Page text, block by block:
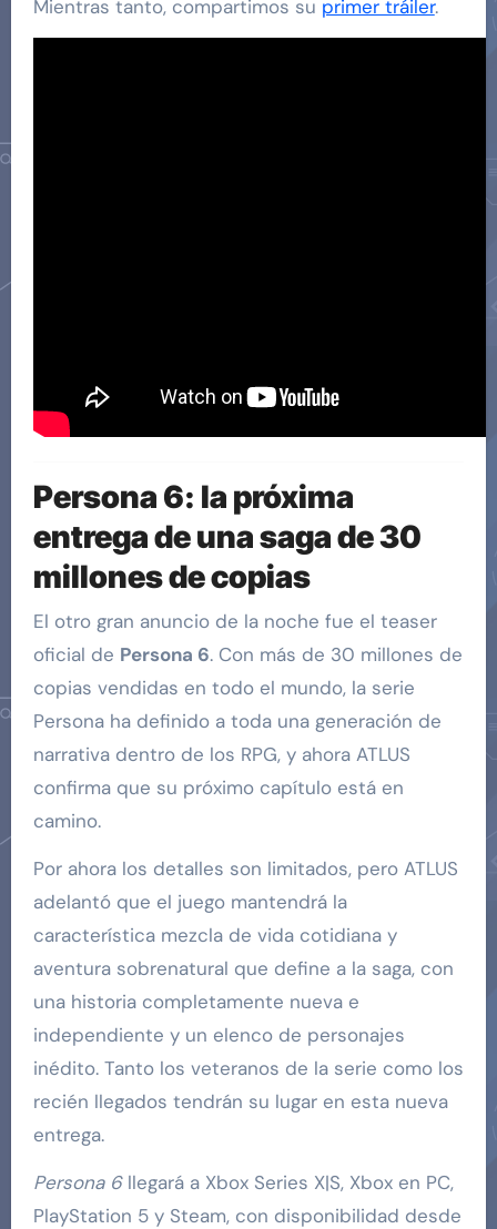
Mientras tanto, compartimos su primer tráiler.
Persona 6: la próxima
entrega de una saga de 30
millones de copias
El otro gran anuncio de la noche fue el teaser
oficial de Persona 6. Con más de 30 millones de
copias vendidas en todo el mundo, la serie
Persona ha definido a toda una generación de
narrativa dentro de los RPG, y ahora ATLUS
confirma que su próximo capítulo está en
camino.
Por ahora los detalles son limitados, pero ATLUS
adelantó que el juego mantendrá la
característica mezcla de vida cotidiana y
aventura sobrenatural que define a la saga, con
una historia completamente nueva e
independiente y un elenco de personajes
inédito. Tanto los veteranos de la serie como los
recién llegados tendrán su lugar en esta nueva
entrega.
Persona 6llegará a Xbox Series X|S, Xbox en PC,
PlayStation 5 y Steam, con disponibilidad desde